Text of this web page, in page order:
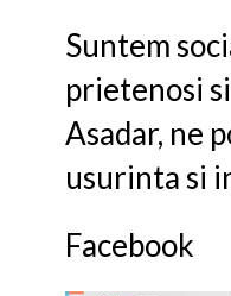
Suntem
prietenosi
Asadar, ne
usurinta si
Facebook